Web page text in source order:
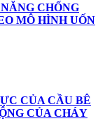
CHỐNG
MÔ HÌNH UỐN
CỦA CẦU BÊ
CỦA CHÁY